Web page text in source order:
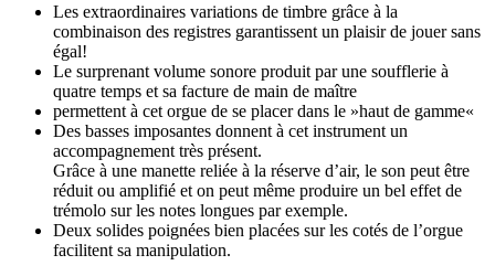
Les extraordinaires variations de timbre grâce à la
combinaison des registres garantissent un plaisir de jouer sans
égal!
Le surprenant volume sonore produit par une soufflerie à
quatre temps et sa facture de main de maître
permettent à cet orgue de se placer dans le »haut de gamme«
Des basses imposantes donnent à cet instrument un
accompagnement très présent.
Grâce à une manette reliée à la réserve d’air, le son peut être
réduit ou amplifié et on peut même produire un bel effet de
trémolo sur les notes longues par exemple.
Deux solides poignées bien placées sur les cotés de l’orgue
facilitent sa manipulation.